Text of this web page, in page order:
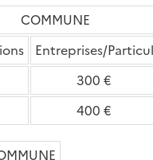
Entreprises/
300 €
400 €